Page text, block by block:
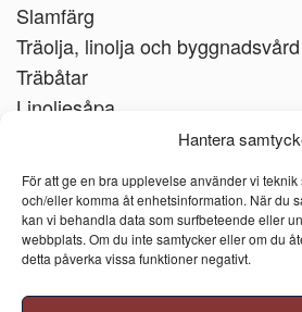
Hantera
För att ge en bra upplevelse använder vi
och/eller komma åt enhetsinformation. När du
kan vi behandla data som surfbeteende eller
webbplats. Om du inte samtycker eller om du
detta påverka vissa funktioner negativt.
Slamfärg
Träolja, linolja och byggnadsvård
Träbåtar
Linoljesåpa